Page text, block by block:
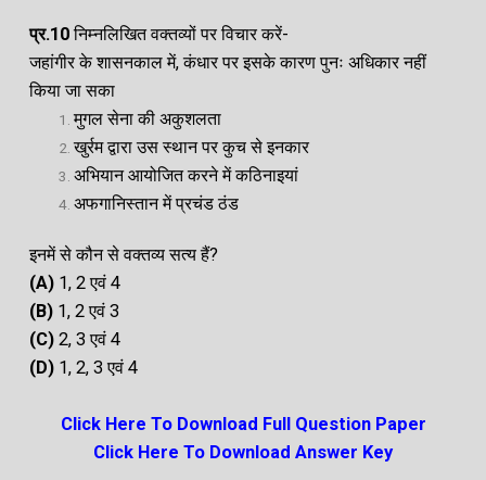
प्र.10निम्नलिखित वक्तव्यों पर विचार करें-
जहांगीर के शासनकाल में, कंधार पर इसके कारण पुनः अधिकार नहीं
किया जा सका
मुगल सेना की अकुशलता
खुर्रम द्वारा उस स्थान पर कुच से इनकार
अभियान आयोजित करने में कठिनाइयां
अफगानिस्तान में प्रचंड ठंड
इनमें से कौन से वक्तव्य सत्य हैं?
(A) 1, 2 एवं 4
(B) 1, 2 एवं 3
(C) 2, 3 एवं 4
(D) 1, 2, 3 एवं 4
Click Here To Download Full Question Paper
Click Here To Download Answer Key